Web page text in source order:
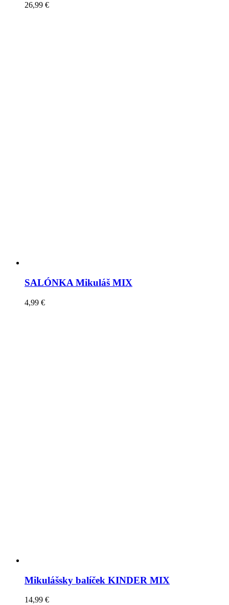
26,99 €
SALÓNKA Mikuláš MIX
4,99 €
Mikulášsky balíček KINDER MIX
14,99 €